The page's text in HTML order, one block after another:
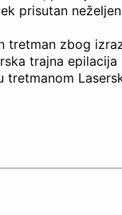
prisutan
tretman zbog
trajna epilacija